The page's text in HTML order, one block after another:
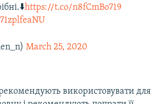
https://t.co/n8fCmBo719
March 25, 2020
рекомендують використовувати для